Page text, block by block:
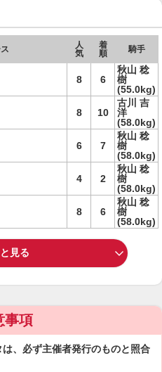
人
気
着
順
騎手
8 6
秋山 稔
樹
(55.0kg)
8 10
古川 吉
洋
(58.0kg)
6 7
秋山 稔
樹
(58.0kg)
4 2
秋山 稔
樹
(58.0kg)
8 6
秋山 稔
樹
(58.0kg)
見る
事項
、必ず主催者発行のものと照合